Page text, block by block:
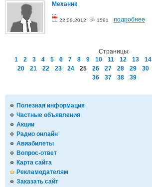
Полезная информация
Частные объявления
Акции
Радио онлайн
Авиабилеты
Вопрос-ответ
Карта сайта
Рекламодателям
Заказать сайт
Механик
...
22.08.2012 1581 подробнее
Страницы:
1
2 3 4 5 6 7 8 9 10 11 12 13 14
20
21 22 23 24 25 26 27 28 29 30
36
37 38 39